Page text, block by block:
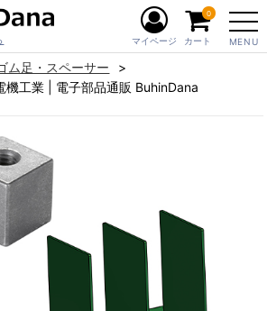
MENU
マイページ カート
0
ム足・スペーサー
機工業 | 電子部品通販 BuhinDana